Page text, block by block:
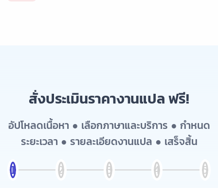
สั่งประเมินราคางานแปล ฟรี!
อัปโหลดเนื้อหา ● เลือกภาษาและบริการ ● กำหนด
ระยะเวลา ● รายละเอียดงานแปล ● เสร็จสิ้น